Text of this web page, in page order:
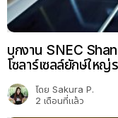
บุกงาน SNEC
โซลาร์เซลล์ยักษ์ใหญ่
โดย Sakura P.
2 เดือนที่แล้ว